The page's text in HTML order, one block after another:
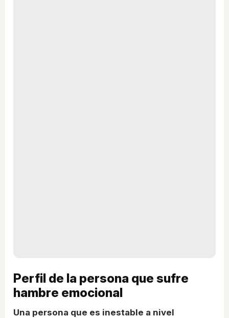
Perfil de la persona que sufre
hambre emocional
Una persona que es inestable a nivel